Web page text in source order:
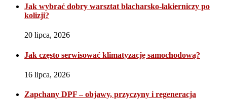
Jak wybrać dobry warsztat blacharsko-lakierniczy po
kolizji?
20 lipca, 2026
Jak często serwisować klimatyzację samochodową?
16 lipca, 2026
Zapchany DPF – objawy, przyczyny i regeneracja